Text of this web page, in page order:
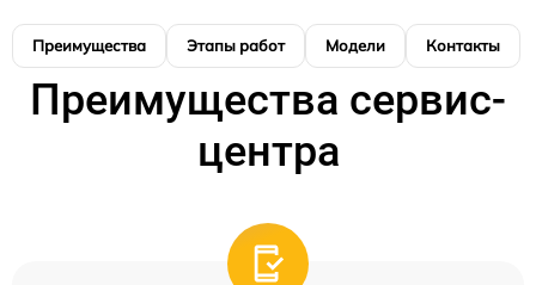
Преимущества Этапы работ Модели Контакты
Преимущества сервис-
центра